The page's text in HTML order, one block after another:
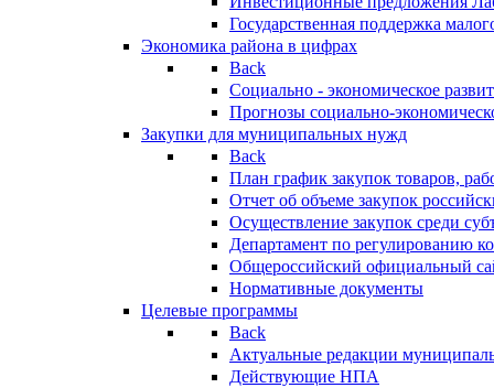
Государственная поддержка
Экономика района в цифрах
Back
Социально - экономическое
Прогнозы социально-
Закупки для муниципальных нужд
Back
План график закупок товаров,
Отчет об объеме закупок
Осуществление закупок среди
Департамент по регулированию
Общероссийский официальный
Нормативные документы
Целевые программы
Back
Актуальные редакции
Действующие НПА